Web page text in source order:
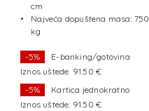
cm
Najveća dopuštena masa: 750
kg
-5%
E-banking/gotovina
Iznos uštede: 91.50 €
-5%
Kartica jednokratno
Iznos uštede: 91.50 €